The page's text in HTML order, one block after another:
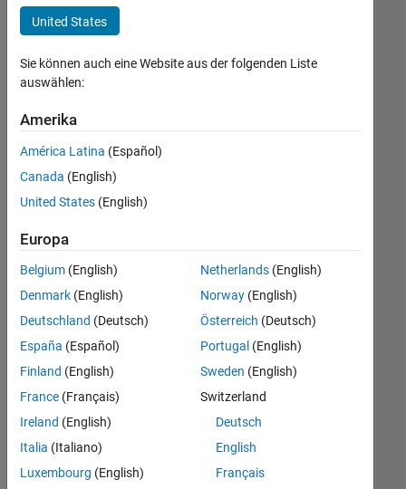
Programm für Berufseinsteiger (EDG)
Product Development
Technical Writing
User Experience
+3
Derzeit
es
keine
offenen
Stellen,
Ihren
Suchkriterien
entsprechen.
können
die
Suchkriterien
weiter
fassen
oder
alle
Stellenangebote
anzeigen .
United States
Sie können auch eine Website aus der folgenden Liste
auswählen:
Amerika
América Latina (Español)
Canada (English)
United States (English)
Europa
Belgium (English)
Denmark (English)
Deutschland (Deutsch)
España (Español)
Finland (English)
France (Français)
Ireland (English)
Italia (Italiano)
Luxembourg (English)
Netherlands(English)
Norway(English)
Österreich (Deutsch)
Portugal (English)
Sweden (English)
Switzerland
Deutsch
English
Français